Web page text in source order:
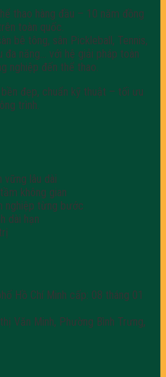
thao hàng đầu – 10 năm đồng
toàn quốc.
bê tông, sân Pickleball, Tennis,
đa năng… với hệ giải pháp toàn
nghiệp đến thể thao.
đẹp, chuẩn kỹ thuật – tối ưu
trình.
lâu dài
không gian
nghiệp từng bước
dài hạn
Hồ Chí Minh cấp: 08 tháng 01
Văn Minh, Phường Bình Trưng,